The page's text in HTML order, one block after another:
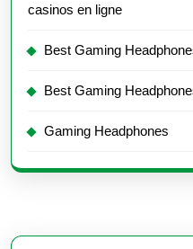
casinos en ligne
Best Gaming
Best Gaming
Gaming Headphones